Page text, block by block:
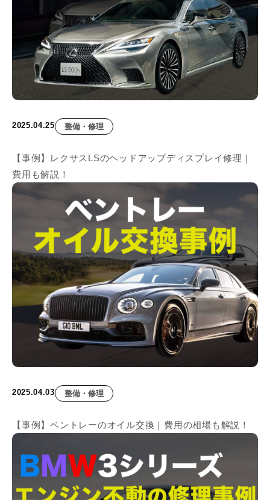
2025.04.25 整備・修理
【事例】レクサスLSのヘッドアップディスプレイ修理｜
費用も解説！
2025.04.03 整備・修理
【事例】ベントレーのオイル交換｜費用の相場も解説！